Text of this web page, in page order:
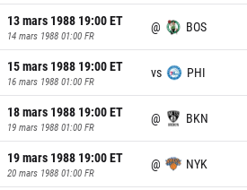
13 mars 1988 19:00ET
14 mars 1988 01:00 FR
@ BOS
15 mars 1988 19:00ET
16 mars 1988 01:00 FR
vs PHI
18 mars 1988 19:00ET
19 mars 1988 01:00 FR
@ BKN
19 mars 1988 19:00ET
20 mars 1988 01:00 FR
@ NYK